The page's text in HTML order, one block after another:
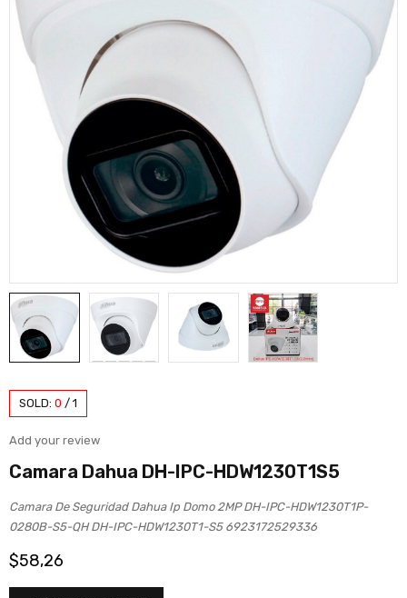
SOLD: 0 / 1
Add your review
Camara Dahua DH-IPC-HDW1230T1S5
Camara De Seguridad Dahua Ip Domo 2MP DH-IPC-HDW1230T1P-
0280B-S5-QH DH-IPC-HDW1230T1-S5 6923172529336
$58,26